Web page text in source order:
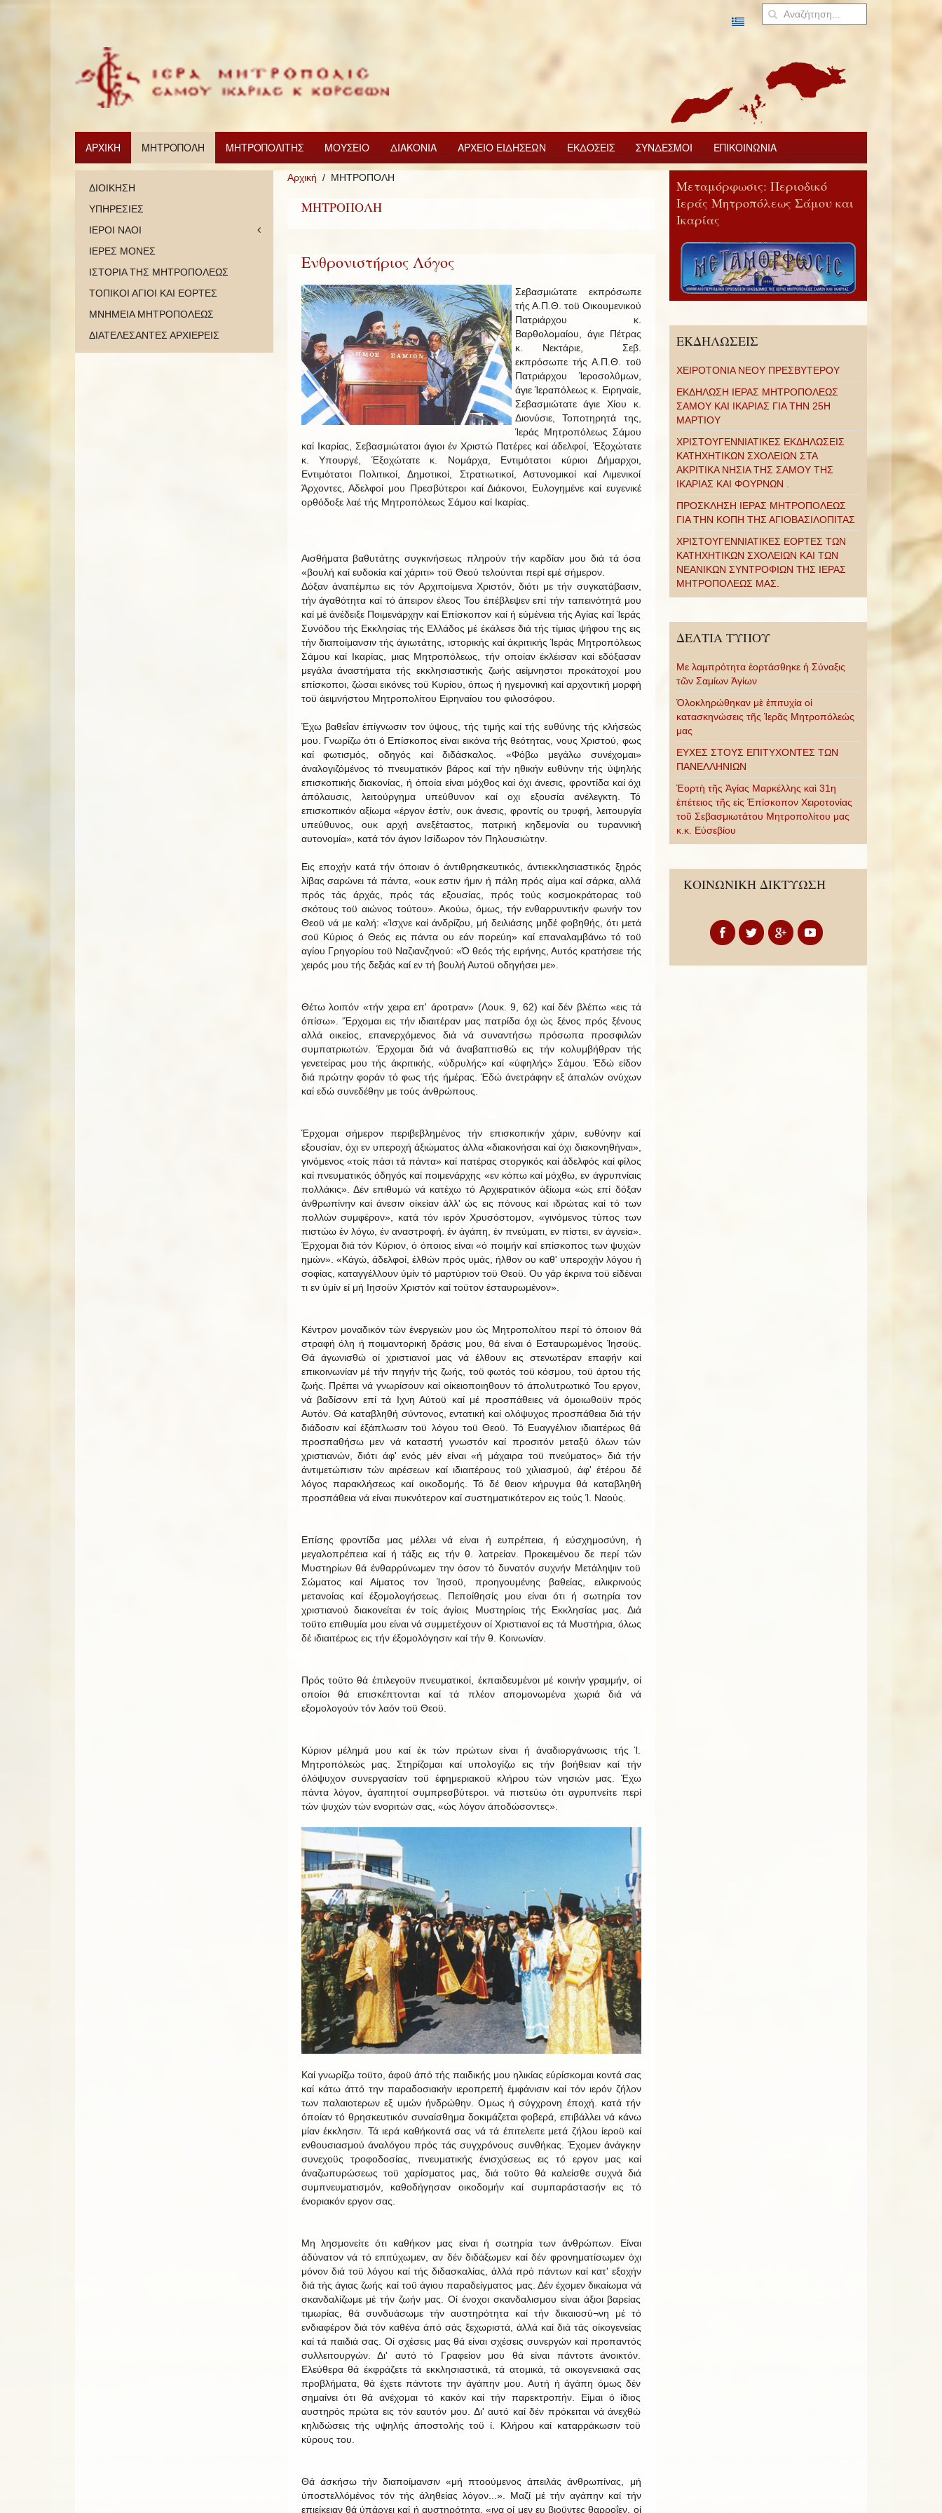
ΑΡΧΙΚΗ ΜΗΤΡΟΠΟΛΗ ΜΗΤΡΟΠΟΛΙΤΗΣ ΜΟΥΣΕΙΟ ΔΙΑΚΟΝΙΑ ΑΡΧΕΙΟ ΕΙΔΗΣΕΩΝ ΕΚΔΟΣΕΙΣ ΣΥΝΔΕΣΜΟΙ ΕΠΙΚΟΙΝΩΝΙΑ
Αρχική ΜΗΤΡΟΠΟΛΗ
ΜΗΤΡΟΠΟΛΗ
Ενθρονιστήριος Λόγος
Σεβασμιώτατε εκπρόσωπε
τής Α.Π.Θ. τοϋ Οικουμενικού
Πατριάρχου κ.
Βαρθολομαίου, άγιε Πέτρας
κ. Νεκτάριε, Σεβ.
εκπρόσωπε τής Α.Π.Θ. τοϋ
Πατριάρχου Ίεροσολΰμων,
άγιε Ίεραπόλεως κ. Ειρηναίε,
Σεβασμιώτατε άγιε Χίου κ.
Διονύσιε, Τοποτηρητά της,
Ίεράς Μητροπόλεως Σάμου
καί Ικαρίας, Σεβασμιώτατοι άγιοι έν Χριστώ Πατέρες καί άδελφοί, Έξοχώτατε
κ. Υπουργέ, Έξοχώτατε κ. Νομάρχα, Εντιμότατοι κύριοι Δήμαρχοι,
Εντιμότατοι Πολιτικοί, Δημοτικοί, Στρατιωτικοί, Αστυνομικοί καί Λιμενικοί
Άρχοντες, Αδελφοί μου Πρεσβύτεροι καί Διάκονοι, Ευλογημένε καί ευγενικέ
ορθόδοξε λαέ τής Μητροπόλεως Σάμου καί Ικαρίας.
Αισθήματα βαθυτάτης συγκινήσεως πληρούν τήν καρδίαν μου διά τά όσα
«βουλή καί ευδοκία καί χάριτι» τοϋ Θεού τελούνται περί εμέ σήμερον.
Δόξαν άναπέμπω εις τόν Αρχιποίμενα Χριστόν, διότι με τήν συγκατάβασιν,
τήν άγαθότητα καί τό άπειρον έλεος Του έπέβλεψεν επί τήν ταπεινότητά μου
καί μέ άνέδειξε Ποιμενάρχην καί Επίσκοπον καί ή εύμένεια τής Αγίας καί Ίεράς
Συνόδου τής Εκκλησίας τής Ελλάδος μέ έκάλεσε διά τής τίμιας ψήφου της εις
τήν διαποίμανσιν τής άγιωτάτης, ιστορικής καί άκριτικής Ίεράς Μητροπόλεως
Σάμου καί Ικαρίας, μιας Μητροπόλεως, τήν οποίαν έκλέισαν καί εδόξασαν
μεγάλα άναστήματα τής εκκλησιαστικής ζωής αείμνηστοι προκάτοχοί μου
επίσκοποι, ζώσαι εικόνες τοϋ Κυρίου, όπως ή ηγεμονική καί αρχοντική μορφή
τοϋ άειμνήστου Μητροπολίτου Ειρηναίου του φιλοσόφου.
Έχω βαθεΐαν έπίγνωσιν τον ύψους, τής τιμής καί τής ευθύνης τής κλήσεώς
μου. Γνωρίζω ότι ό Επίσκοπος είναι εικόνα τής θεότητας, νους Χριστού, φως
καί φωτισμός, οδηγός καί διδάσκαλος. «Φόβω μεγάλω συνέχομαι»
άναλογιζόμένος τό πνευματικόν βάρος καί τήν ηθικήν ευθύνην τής ύψηλής
επισκοπικής διακονίας, ή όποία είναι μόχθος καί όχι άνεσις, φροντίδα καί όχι
άπόλαυσις, λειτούργημα υπεύθυνον καί οχι εξουσία ανέλεγκτη. Τό
επισκοπικόν αξίωμα «έργον έστίν, ουκ άνεσις, φροντίς ου τρυφή, λειτουργία
υπεύθυνος, ουκ αρχή ανεξέταστος, πατρική κηδεμονία ου τυραννική
αυτονομία», κατά τόν άγιον Ισίδωρον τόν Πηλουσιώτην.
Εις εποχήν κατά τήν όποιαν ό άντιθρησκευτικός, άντιεκκλησιαστικός ξηρός
λίβας σαρώνει τά πάντα, «ουκ εστιν ήμιν ή πάλη πρός αίμα καί σάρκα, αλλά
πρός τάς άρχάς, πρός τάς εξουσίας, πρός τούς κοσμοκράτορας τοϋ
σκότους τοϋ αιώνος τούτου». Ακούω, όμως, τήν ενθαρρυντικήν φωνήν τον
Θεοϋ νά με καλή: «Ίσχνε καί άνδρίζου, μή δειλιάσης μηδέ φοβηθής, ότι μετά
σοϋ Κύριος ό Θεός εις πάντα ου εάν πορεύη» καί επαναλαμβάνω τό τοϋ
αγίου Γρηγορίου τοϋ Ναζιανζηνού: «Ό θεός τής ειρήνης, Αυτός κρατήσειε τής
χειρός μου τής δεξιάς καί εν τή βουλή Αυτοϋ οδηγήσει με».
Θέτω λοιπόν «τήν χειρα επ' άροτραν» (Λουκ. 9, 62) καί δέν βλέπω «εις τά
όπίσω». 'Έρχομαι εις τήν ιδιαιτέραν μας πατρίδα όχι ώς ξένος πρός ξένους
αλλά οικείος, επανερχόμενος διά νά συναντήσω πρόσωπα προσφιλών
συμπατριωτών. Έρχομαι διά νά άναβαπτισθώ εις τήν κολυμβήθραν τής
γενετείρας μου τής άκριτικής, «ύδρυλής» καί «ύφηλής» Σάμου. Έδώ είδον
διά πρώτην φοράν τό φως τής ήμέρας. Έδώ άνετράφην εξ άπαλών ονύχων
καί εδώ συνεδέθην με τούς άνθρώπους.
Έρχομαι σήμερον περιβεβλημένος τήν επισκοπικήν χάριν, ευθύνην καί
εξουσίαν, όχι εν υπεροχή άξιώματος άλλα «διακονήσαι καί όχι διακονηθήναι»,
γινόμενος «τοίς πάσι τά πάντα» καί πατέρας στοργικός καί άδελφός καί φίλος
καί πνευματικός όδηγός καί ποιμενάρχης «εν κόπω καί μόχθω, εν άγρυπνίαις
πολλάκις». Δέν επιθυμώ νά κατέχω τό Αρχιερατικόν άξίωμα «ώς επί δόξαν
άνθρωπίνην καί άνεσιν οίκείαν άλλ' ώς εις πόνους καί ιδρώτας καί τό των
πολλών συμφέρον», κατά τόν ιερόν Χρυσόστομον, «γινόμενος τύπος των
πιστώω έν λόγω, έν αναστροφή. έν άγάπη, έν πνεύματι, εν πίστει, εν άγνεία».
Έρχομαι διά τόν Κύριον, ό όποιος είναι «ό ποιμήν καί επίσκοπος των ψυχών
ημών». «Κάγώ, άδελφοί, έλθών πρός υμάς, ήλθον ου καθ' υπεροχήν λόγου ή
σοφίας, καταγγέλλουν ύμίν τό μαρτύριον τοϋ Θεοϋ. Ου γάρ έκρινα τοϋ είδέναι
τι εν ύμίν εί μή Ιησοϋν Χριστόν καί τοϋτον έσταυρωμένον».
Κέντρον μοναδικόν τών ένεργειών μου ώς Μητροπολίτου περί τό όποιον θά
στραφή όλη ή ποιμαντορική δράσις μου, θά είναι ό Εσταυρωμένος Ίησοϋς.
Θά άγωνισθώ οί χριστιανοί μας νά έλθουν εις στενωτέραν επαφήν καί
επικοινωνίαν μέ τήν πηγήν τής ζωής, τοϋ φωτός τοϋ κόσμου, τοϋ άρτου τής
ζωής. Πρέπει νά γνωρίσουν καί οίκειοποιηθουν τό άπολυτρωτικό Του εργον,
νά βαδίσονν επί τά Ιχνη Αύτοϋ καί μέ προσπάθειες νά όμοιωθοϋν πρός
Αυτόν. Θά καταβληθή σύντονος, εντατική καί ολόψυχος προσπάθεια διά τήν
διάδοσιν καί έξάπλωσιν τοϋ λόγου τοϋ Θεοϋ. Τό Ευαγγέλιον ιδιαιτέρως θά
προσπαθήσω μεν νά καταστή γνωστόν καί προσιτόν μεταξύ όλων τών
χριστιανών, διότι άφ' ενός μέν είναι «ή μάχαιρα τοϋ πνεύματος» διά τήν
άντιμετώπισιν τών αιρέσεων καί ιδιαιτέρους τοϋ χιλιασμού, άφ' έτέρου δέ
λόγος παρακλήσεως καί οικοδομής. Τό δέ θειον κήρυγμα θά καταβληθή
προσπάθεια νά είναι πυκνότερον καί συστηματικότερον εις τούς Ί. Ναούς.
Επίσης φροντίδα μας μέλλει νά είναι ή ευπρέπεια, ή εύσχημοσύνη, ή
μεγαλοπρέπεια καί ή τάξις εις τήν θ. λατρείαν. Προκειμένου δε περί τών
Μυστηρίων θά ένθαρρύνωμεν την όσον τό δυνατόν συχνήν Μετάληψιν τοϋ
Σώματος καί Αίματος τον Ίησοϋ, προηγουμένης βαθείας, ειλικρινούς
μετανοίας καί έξομολογήσεως. Πεποίθησίς μου είναι ότι ή σωτηρία τον
χριστιανού διακονείται έν τοίς άγίοις Μυστηρίοις τής Εκκλησίας μας. Διά
τοϋτο επιθυμία μου είναι νά συμμετέχουν οί Χριστιανοί εις τά Μυστήρια, όλως
δέ ιδιαιτέρως εις τήν έξομολόγησιν καί τήν θ. Κοινωνίαν.
Πρός τοϋτο θά έπιλεγοϋν πνευματικοί, έκπαιδευμένοι μέ κοινήν γραμμήν, οί
οποίοι θά επισκέπτονται καί τά πλέον απομονωμένα χωριά διά νά
εξομολογούν τόν λαόν τοϋ Θεοϋ.
Κύριον μέλημά μου καί έκ τών πρώτων είναι ή άναδιοργάνωσις τής Ί.
Μητροπόλεώς μας. Στηρίζομαι καί υπολογίζω εις τήν βοήθειαν καί τήν
όλόψυχον συνεργασίαν τοϋ έφημεριακοϋ κλήρου τών νησιών μας. Έχω
πάντα λόγον, άγαπητοί συμπρεσβύτεροι. νά πιστεύω ότι αγρυπνείτε περί
τών ψυχών τών ενοριτών σας, «ώς λόγον άποδώσοντες».
Καί γνωρίζω τοϋτο, άφοϋ άπό τής παιδικής μου ηλικίας εύρίσκομαι κοντά σας
καί κάτω άττό την παραδοσιακήν ιεροπρεπή έμφάνισιν καί τόν ιερόν ζήλον
των παλαιοτερων εξ υμών ήνδρώθην. Ομως ή σύγχρονη έποχή. κατά τήν
όποίαν τό θρησκευτικόν συναίσθημα δοκιμάζεται φοβερά, επιβάλλει νά κάνω
μίαν έκκλησιν. Τά ιερά καθήκοντά σας νά τά έπιτελειτε μετά ζήλου ίεροϋ καί
ενθουσιασμού άναλόγου πρός τάς συγχρόνους συνθήκας. Έχομεν άνάγκην
συνεχοϋς τροφοδοσίας, πνευματικής ένισχύσεως εις τό εργον μας καί
άναζωπυρώσεως τοϋ χαρίσματος μας, διά τοϋτο θά καλείσθε συχνά διά
συμπνευματισμόν, καθοδήγησαν οικοδομήν καί συμπαράστασήν εις τό
ένοριακόν εργον σας.
Μη λησμονείτε ότι καθήκον μας είναι ή σωτηρία των άνθρώπων. Είναι
άδύνατον νά τό επιτύχωμεν, αν δέν διδάξωμεν καί δέν φρονηματίσωμεν όχι
μόνον διά τοϋ λόγου καί τής διδασκαλίας, άλλά πρό πάντων καί κατ' εξοχήν
διά τής άγιας ζωής καί τοϋ άγιου παραδείγματος μας. Δέν έχομεν δικαίωμα νά
σκανδαλίζωμε μέ τήν ζωήν μας. Οί ένοχοι σκανδαλισμου είναι άξιοι βαρείας
τιμωρίας, θά συνδυάσωμε τήν αυστηρότητα καί τήν δικαιοσύ¬νη μέ τό
ενδιαφέρον διά τόν καθένα άπό σάς ξεχωριστά, άλλά καί διά τάς οίκογενείας
καί τά παιδιά σας. Οί σχέσεις μας θά είναι σχέσεις συνεργών καί προπαντός
συλλειτουργών. Δι' αυτό τό Γραφείον μου θά είναι πάντοτε άνοικτόν.
Ελεύθερα θά έκφράζετε τά εκκλησιαστικά, τά ατομικά, τά οικογενειακά σας
προβλήματα, θά έχετε πάντοτε την άγάπην μου. Αυτή ή άγάπη όμως δέν
σημαίνει ότι θά ανέχομαι τό κακόν καί τήν παρεκτροπήν. Είμαι ό ίδιος
αυστηρός πρώτα εις τόν εαυτόν μου. Δι' αυτό καί δέν πρόκειται νά άνεχθώ
κηλιδώσεις τής υψηλής άποστολής τοϋ ί. Κλήρου καί καταρράκωσιν τοϋ
κύρους του.
Θά άσκήσω τήν διαποίμανσιν «μή πτοούμενος άπειλάς άνθρωπίνας, μή
ύποστελλόμένος τόν τής άληθείας λόγον...». Μαζί μέ τήν αγάπην καί τήν
επιείκειαν θά ύπάρχει καί ή αυστηρότητα, «ινα οί μεν ευ βιοϋντες θαρροΐεν, οί
ΔΙΟΙΚΗΣΗ
ΥΠΗΡΕΣΙΕΣ
ΙΕΡΟΙ ΝΑΟΙ
ΙΕΡΕΣ ΜΟΝΕΣ
ΙΣΤΟΡΙΑ ΤΗΣ ΜΗΤΡΟΠΟΛΕΩΣ
ΤΟΠΙΚΟΙ ΑΓΙΟΙ ΚΑΙ ΕΟΡΤΕΣ
ΜΝΗΜΕΙΑ ΜΗΤΡΟΠΟΛΕΩΣ
ΔΙΑΤΕΛΕΣΑΝΤΕΣ ΑΡΧΙΕΡΕΙΣ
Μεταμόρφωσις: Περιοδικό
Ιεράς Μητροπόλεως Σάμου και
Ικαρίας
ΕΚΔΗΛΩΣΕΙΣ
ΧΕΙΡΟΤΟΝΙΑ ΝΕΟΥ ΠΡΕΣΒΥΤΕΡΟΥ
ΕΚΔΗΛΩΣΗ ΙΕΡΑΣ ΜΗΤΡΟΠΟΛΕΩΣ
ΣΑΜΟΥ ΚΑΙ ΙΚΑΡΙΑΣ ΓΙΑ ΤΗΝ 25Η
ΜΑΡΤΙΟΥ
ΧΡΙΣΤΟΥΓΕΝΝΙΑΤΙΚΕΣ ΕΚΔΗΛΩΣΕΙΣ
ΚΑΤΗΧΗΤΙΚΩΝ ΣΧΟΛΕΙΩΝ ΣΤΑ
ΑΚΡΙΤΙΚΑ ΝΗΣΙΑ ΤΗΣ ΣΑΜΟΥ ΤΗΣ
ΙΚΑΡΙΑΣ ΚΑΙ ΦΟΥΡΝΩΝ .
ΠΡΟΣΚΛΗΣΗ ΙΕΡΑΣ ΜΗΤΡΟΠΟΛΕΩΣ
ΓΙΑ ΤΗΝ ΚΟΠΗ ΤΗΣ ΑΓΙΟΒΑΣΙΛΟΠΙΤΑΣ
ΧΡΙΣΤΟΥΓΕΝΝΙΑΤΙΚΕΣ ΕΟΡΤΕΣ ΤΩΝ
ΚΑΤΗΧΗΤΙΚΩΝ ΣΧΟΛΕΙΩΝ ΚΑΙ ΤΩΝ
ΝΕΑΝΙΚΩΝ ΣΥΝΤΡΟΦΙΩΝ ΤΗΣ ΙΕΡΑΣ
ΜΗΤΡΟΠΟΛΕΩΣ ΜΑΣ.
ΔΕΛΤΙΑ ΤΥΠΟΥ
Με λαμπρότητα ἑορτάσθηκε ἡ Σύναξις
τῶν Σαμίων Ἁγίων
Ὁλοκληρώθηκαν μὲ ἐπιτυχία οἱ
κατασκηνώσεις τῆς Ἱερᾶς Μητροπόλεώς
μας
ΕΥΧΕΣ ΣΤΟΥΣ ΕΠΙΤΥΧΟΝΤΕΣ ΤΩΝ
ΠΑΝΕΛΛΗΝΙΩΝ
Ἑορτὴ τῆς Ἁγίας Μαρκέλλης καὶ 31η
ἐπέτειος τῆς εἰς Ἐπίσκοπον Χειροτονίας
τοῦ Σεβασμιωτάτου Μητροπολίτου μας
κ.κ. Εὐσεβίου
ΚΟΙΝΩΝΙΚΗ ΔΙΚΤΥΩΣΗ